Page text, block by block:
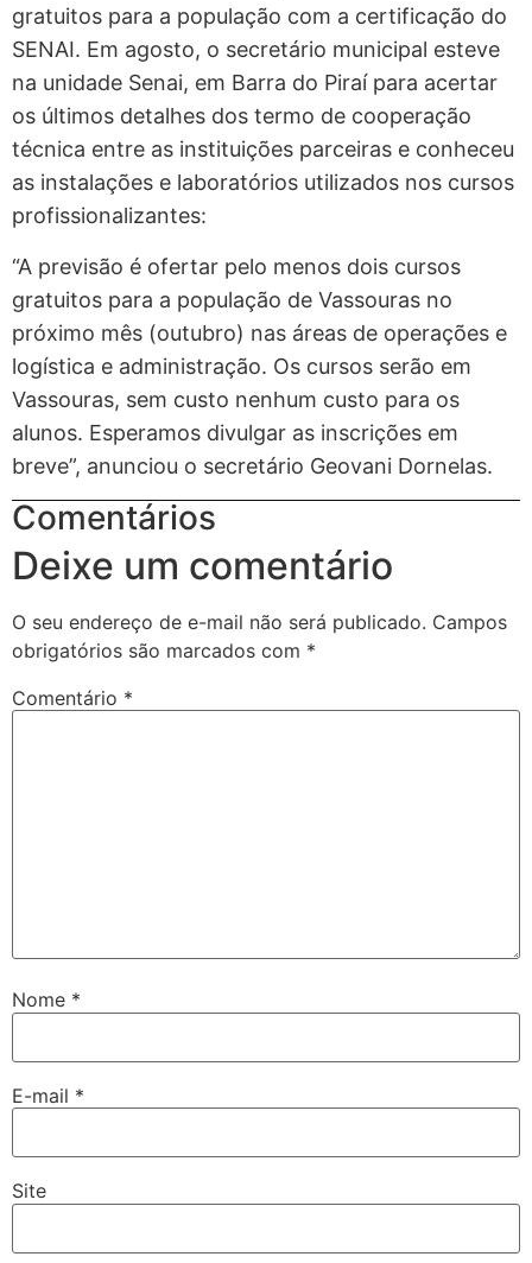
gratuitos para a população com a certificação do
SENAI. Em agosto, o secretário municipal esteve
na unidade Senai, em Barra do Piraí para acertar
os últimos detalhes dos termo de cooperação
técnica entre as instituições parceiras e conheceu
as instalações e laboratórios utilizados nos cursos
profissionalizantes:
“A previsão é ofertar pelo menos dois cursos
gratuitos para a população de Vassouras no
próximo mês (outubro) nas áreas de operações e
logística e administração. Os cursos serão em
Vassouras, sem custo nenhum custo para os
alunos. Esperamos divulgar as inscrições em
breve”, anunciou o secretário Geovani Dornelas.
Comentários
Deixe um comentário
O seu endereço de e-mail não será publicado. Campos
obrigatórios são marcados com *
Comentário *
Nome *
E-mail *
Site